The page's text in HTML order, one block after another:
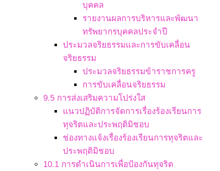
บุคคล
รายงานผลการบริหารและพัฒนา
ทรัพยากรบุคคลประจำปี
ประมวลจริยธรรมและการขับเคลื่อน
จริยธรรม
ประมวลจริยธรรมข้าราชการครู
การขับเคลื่อนจริยธรรม
9.5 การส่งเสริมความโปร่งใส
แนวปฏิบัติการจัดการเรื่องร้องเรียนการ
ทุจริตและประพฤติมิชอบ
ช่องทางแจ้งเรื่องร้องเรียนการทุจริตและ
ประพฤติมิชอบ
10.1 การดำเนินการเพื่อป้องกันทุจริต